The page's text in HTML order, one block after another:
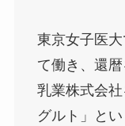
東京女子医
て働き、還
乳業株式会
グルト」と